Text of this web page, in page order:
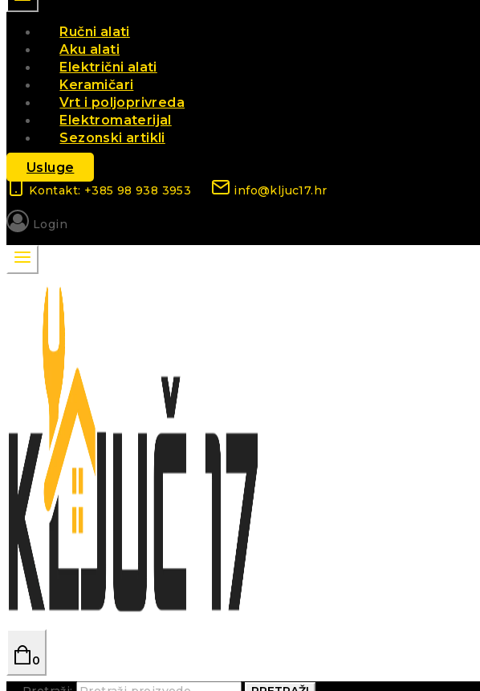
Ručni alati
Aku alati
Električni alati
Keramičari
Vrt i poljoprivreda
Elektromaterijal
Sezonski artikli
Usluge
Kontakt: +385 98 938 3953 info@kljuc17.hr
Login
0